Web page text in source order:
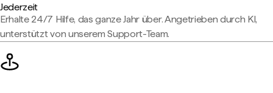
Jederzeit
Erhalte 24/7 Hilfe, das ganze Jahr über. Angetrieben durch KI,
unterstützt von unserem Support-Team.